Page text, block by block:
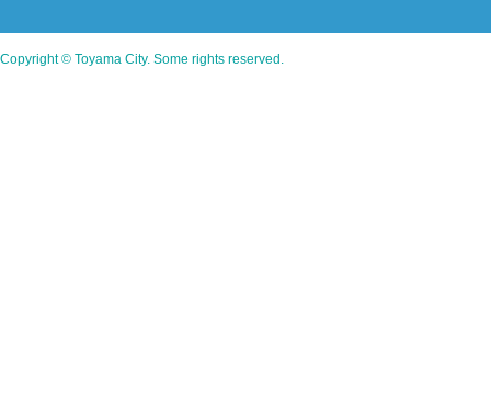
Copyright © Toyama City. Some rights reserved.